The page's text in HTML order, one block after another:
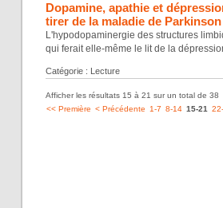
Dopamine, apathie et
tirer de la maladie de Parkinson
L'hypodopaminergie des structures
qui ferait elle-même le lit de la
Catégorie : Lecture
Afficher les résultats 15 à 21 sur un total de 38
<< Première < Précédente 1-7 8-14 15-21